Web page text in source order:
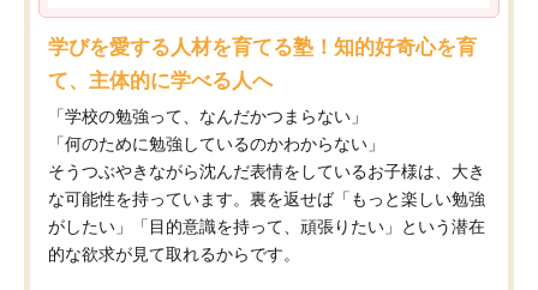
学びを愛する人材を育てる塾！知的好奇心を育
て、主体的に学べる人へ
「学校の勉強って、なんだかつまらない」
「何のために勉強しているのかわからない」
そうつぶやきながら沈んだ表情をしているお子様は、大き
な可能性を持っています。裏を返せば「もっと楽しい勉強
がしたい」「目的意識を持って、頑張りたい」という潜在
的な欲求が見て取れるからです。